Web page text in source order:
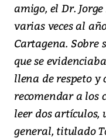
amigo, el Dr.
varias veces al
Cartagena. Sobre
que se
llena de respeto y
recomendar a los
leer dos artículos,
general, titulado